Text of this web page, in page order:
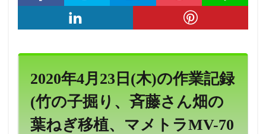
2020年4月23日(木)の作業記録
(竹の子掘り、斉藤さん畑の
葉ねぎ移植、マメトラMV-70